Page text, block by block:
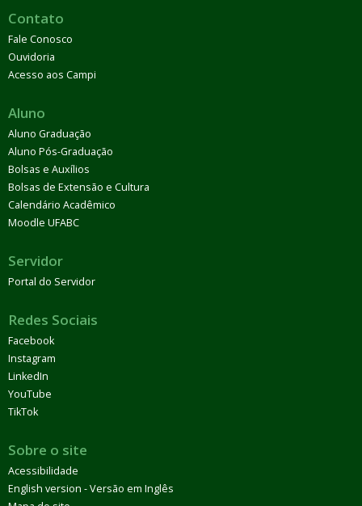
Contato
Fale Conosco
Ouvidoria
Acesso aos Campi
Aluno
Aluno Graduação
Aluno Pós-Graduação
Bolsas e Auxílios
Bolsas de Extensão e Cultura
Calendário Acadêmico
Moodle UFABC
Servidor
Portal do Servidor
Redes Sociais
Facebook
Instagram
LinkedIn
YouTube
TikTok
Sobre o site
Acessibilidade
English version - Versão em Inglês